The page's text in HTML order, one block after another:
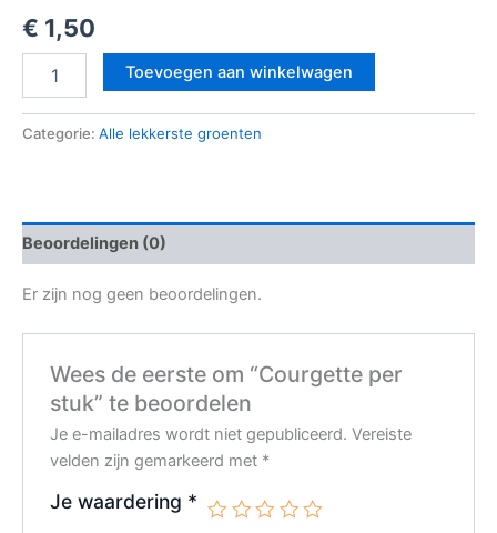
€ 1,50
Toevoegen aan winkelwagen
Categorie: Alle lekkerste groenten
Beoordelingen (0)
Er zijn nog geen beoordelingen.
Wees de eerste om “Courgette per
stuk” te beoordelen
Je e-mailadres wordt niet gepubliceerd. Vereiste
velden zijn gemarkeerd met *
Je waardering *